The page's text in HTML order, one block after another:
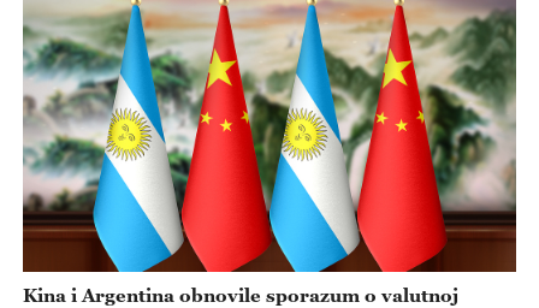
Kina i Argentina obnovile sporazum o valutnoj